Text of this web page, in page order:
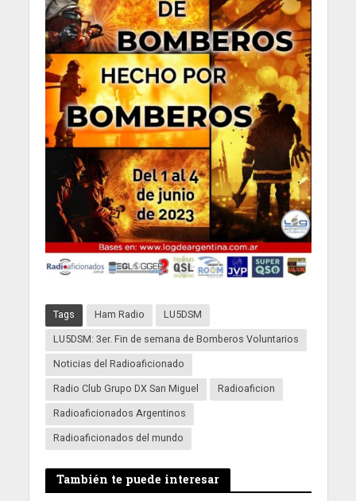
Tags Ham Radio
LU5DSM
LU5DSM: 3er. Fin de semana de Bomberos Voluntarios
Noticias del Radioaficionado
Radio Club Grupo DX San Miguel
Radioaficion
Radioaficionados Argentinos
Radioaficionados del mundo
También te puede interesar